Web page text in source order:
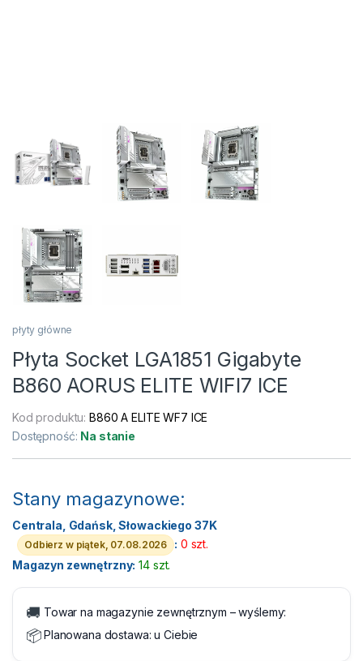
płyty główne
Płyta Socket LGA1851 Gigabyte
B860 AORUS ELITE WIFI7 ICE
Kod produktu:B860 A ELITE WF7 ICE
Dostępność: Na stanie
Stany magazynowe:
Centrala, Gdańsk, Słowackiego 37K
Odbierz w piątek, 07.08.2026 : 0 szt.
Magazyn zewnętrzny: 14 szt.
🚚 Towar na magazynie zewnętrznym – wyślemy:
📦Planowana dostawa:u Ciebie